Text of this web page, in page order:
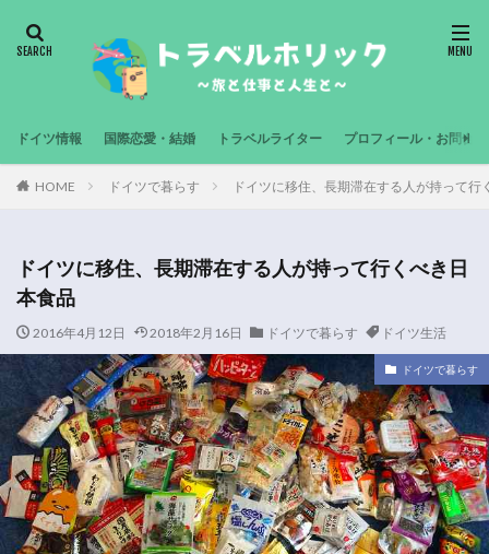
ドイツ情報 国際恋愛・結婚 トラベルライター プロフィール・お問合せ
HOME ドイツで暮らす ドイツに移住、長期滞在する人が持って行
ドイツに移住、長期滞在する人が持って行くべき日
本食品
2016年4月12日 2018年2月16日 ドイツで暮らす ドイツ生活
ドイツで暮らす